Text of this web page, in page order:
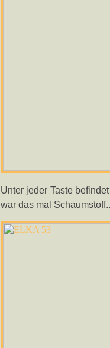
Unter jeder Taste
war das mal